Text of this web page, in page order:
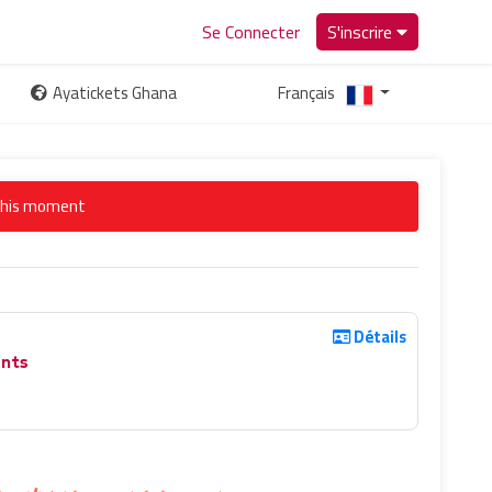
Se Connecter S'inscrire
Ayatickets Ghana Français
moment
Détails